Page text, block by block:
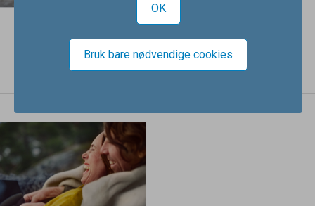
betongverktøy
OK
Bruk bare nødvendige cookies